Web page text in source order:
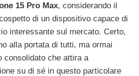
15 Pro Max, considerando il
di un dispositivo capace di
interessante sul mercato. Certo,
alla portata di tutti, ma ormai
consolidato che attira a
su di sé in questo particolare